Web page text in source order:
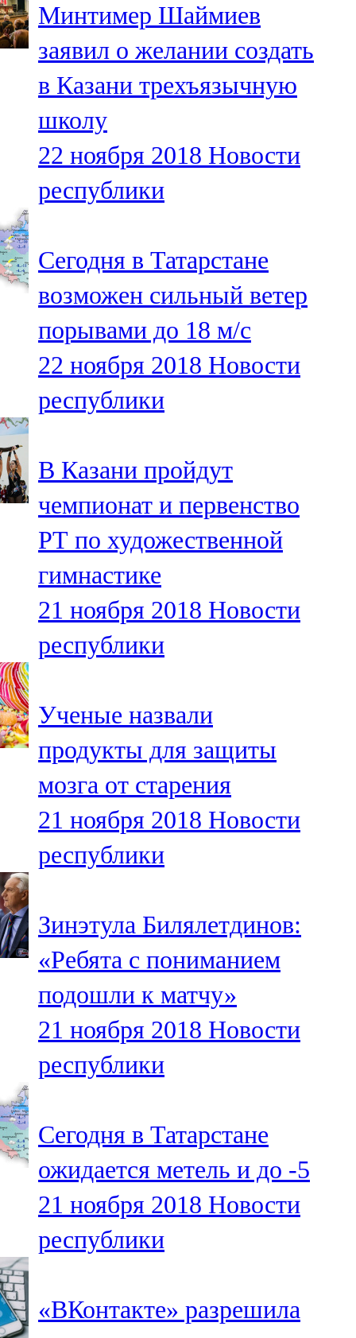
106,1 FM
Кама тамагы
71,51 FM
Кукмара
107,9 FM
Лениногорский
Мамадыш
106,2 FM
Минзәлә
107,3 FM
Мөслим
Нурлат
104,7 FM
Олы Әтнә
71,42 FM
Сарман
107,8 FM
106,1 FM
Түбән Кама
102,6 FM
Чирмешән
107,7 FM
103,0 FM
Чүпрәле
91,0 FM
Шәмәрдән
102,3 FM
107,0 FM
Яр Чаллы
105,5 FM
Минтимер Шаймиев
заявил о желании создать
в Казани трехъязычную
школу
22 ноября 2018 Новости
республики
Сегодня в Татарстане
возможен сильный ветер
порывами до 18 м/с
22 ноября 2018 Новости
республики
В Казани пройдут
чемпионат и первенство
РТ по художественной
гимнастике
21 ноября 2018 Новости
республики
Ученые назвали
продукты для защиты
мозга от старения
21 ноября 2018 Новости
республики
Зинэтула Билялетдинов:
«Ребята с пониманием
подошли к матчу»
21 ноября 2018 Новости
республики
Сегодня в Татарстане
ожидается метель и до -5
21 ноября 2018 Новости
республики
«ВКонтакте» разрешила